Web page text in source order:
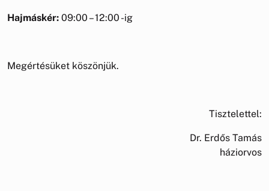
Hajmáskér: 09:00 – 12:00 -ig
Megértésüket köszönjük.
Tisztelettel:
Dr. Erdős Tamás
háziorvos